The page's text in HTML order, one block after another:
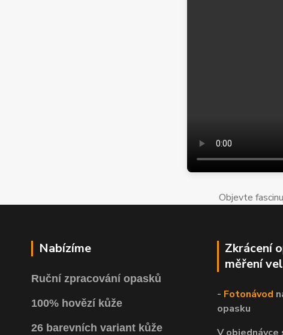
Objevte
Nabízíme
Ruční zpracování opasků
100% hovězí kůže
26 barevních variant kůže
Zkrácení
měření
- Fotonávod
opasku